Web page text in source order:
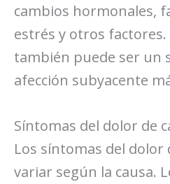
cambios hormonales,
estrés y otros factores.
también puede ser un
afección subyacente
Síntomas del dolor de
Los síntomas del dolor
variar según la causa.